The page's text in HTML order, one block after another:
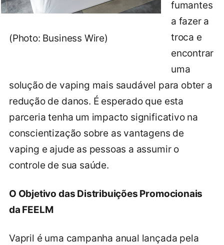
(Photo: Business Wire)
fumantes
a fazer a
troca e
encontrar
uma
solução de vaping mais saudável para obter a
redução de danos. É esperado que esta
parceria tenha um impacto significativo na
conscientização sobre as vantagens de
vaping e ajude as pessoas a assumir o
controle de sua saúde.
O Objetivo das Distribuições Promocionais
da FEELM
Vapril é uma campanha anual lançada pela